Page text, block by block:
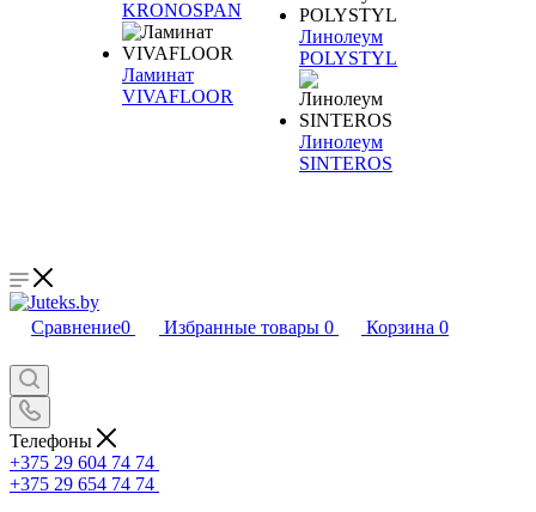
KRONOSPAN
Ламинат
VIVAFLOOR
Линолеум
POLYSTYL
Линолеум
SINTEROS
Сравнение0 Избранные товары 0 Корзина 0
Телефоны
+375 29 604 74 74
+375 29 654 74 74